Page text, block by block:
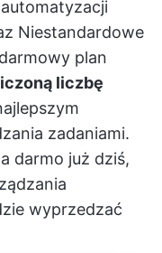
Niestandardowe
plan
liczbę
zadaniami.
darmo już dziś,
wyprzedzać